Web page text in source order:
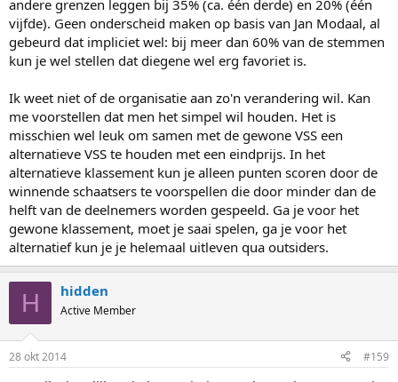
andere grenzen leggen bij 35% (ca. één derde) en 20% (één
vijfde). Geen onderscheid maken op basis van Jan Modaal, al
gebeurd dat impliciet wel: bij meer dan 60% van de stemmen
kun je wel stellen dat diegene wel erg favoriet is.
Ik weet niet of de organisatie aan zo'n verandering wil. Kan
me voorstellen dat men het simpel wil houden. Het is
misschien wel leuk om samen met de gewone VSS een
alternatieve VSS te houden met een eindprijs. In het
alternatieve klassement kun je alleen punten scoren door de
winnende schaatsers te voorspellen die door minder dan de
helft van de deelnemers worden gespeeld. Ga je voor het
gewone klassement, moet je saai spelen, ga je voor het
alternatief kun je je helemaal uitleven qua outsiders.
H hidden
Active Member
28 okt 2014 #159